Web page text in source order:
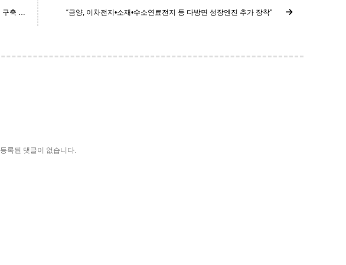
“코스모신소재, 수직계열화 통해 원료부터 양극재까지 밸류체인 구축 진행 중” “금양, 이차전지•소재•수소연료전지 등 다방면 성장엔진 추가 장착"
등록된 댓글이 없습니다.